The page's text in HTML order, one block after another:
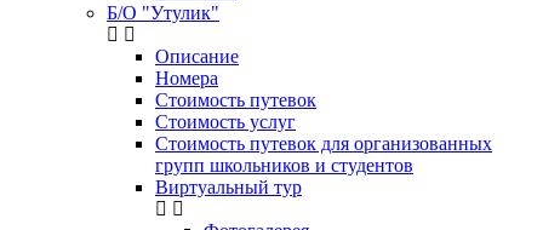
Б/О "Утулик"
Описание
Номера
Стоимость путевок
Стоимость услуг
Стоимость путевок для организованных
групп школьников и студентов
Виртуальный тур